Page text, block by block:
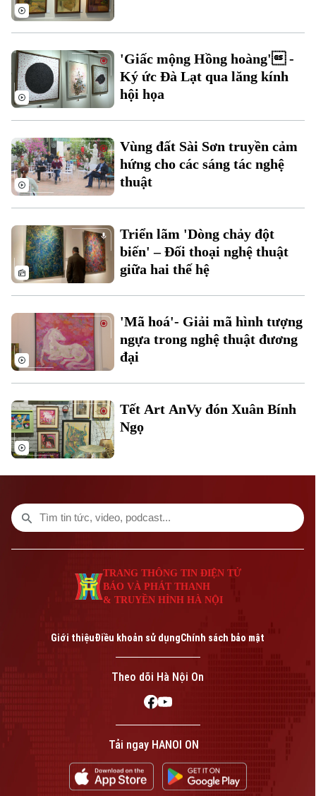
Tòa soạn
0865.116.699 (hotline)
phép số: Số 63/GP-TTDT, cấp ngày 10/05/2023
TRANG THÔNG TIN ĐIỆN TỬ
CỦA CƠ QUAN BÁO VÀ PHÁT THANH TRUYỀN HÌNH HÀ NỘI
Số 3-5 Huỳnh Thúc Kháng-Phường Láng-Hà Nội
'Giấc mộng Hồng hoàng' -
Ký ức Đà Lạt qua lăng kính
hội họa
Vùng đất Sài Sơn truyền cảm
hứng cho các sáng tác nghệ
thuật
Triển lãm 'Dòng chảy đột
biến' – Đối thoại nghệ thuật
giữa hai thế hệ
'Mã hoá'- Giải mã hình tượng
ngựa trong nghệ thuật đương
đại
Tết Art AnVy đón Xuân Bính
Ngọ
TRANG THÔNG TIN ĐIỆN TỬ
BÁO VÀ PHÁT THANH
& TRUYỀN HÌNH HÀ NỘI
Giới thiệuĐiều khoản sử dụngChính sách bảo mật
Theo dõi Hà Nội On
Tải ngay HANOI ON